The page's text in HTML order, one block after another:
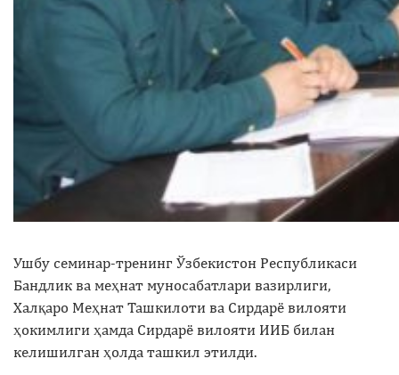
Ушбу семинар-тренинг Ўзбекистон Республикаси
Бандлик ва меҳнат муносабатлари вазирлиги,
Халқаро Меҳнат Ташкилоти ва Сирдарё вилояти
ҳокимлиги ҳамда Сирдарё вилояти ИИБ билан
келишилган ҳолда ташкил этилди.